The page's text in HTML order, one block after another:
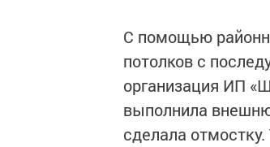
С помощью
потолков с
организация ИП
выполнила
сделала